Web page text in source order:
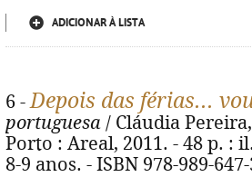
ADICIONAR À LISTA
6 -Depois das férias...
portuguesa / Cláudia
Porto : Areal, 2011. - 48 p. :
8-9 anos. - ISBN 978-989-